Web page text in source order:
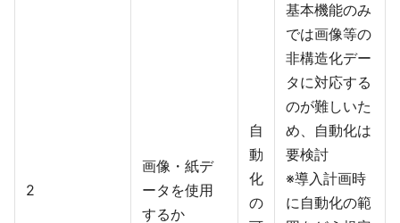
2
画像・紙デ
ータを使用
するか
自
動
化
の
基本機能のみ
では画像等の
非構造化デー
タに対応する
のが難しいた
め、自動化は
要検討
※導入計画時
に自動化の範